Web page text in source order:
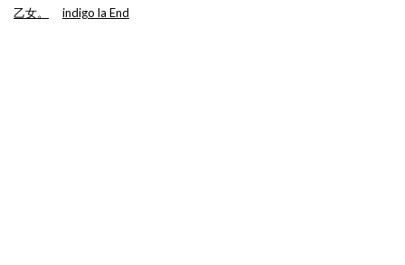
乙女。
indigo la End